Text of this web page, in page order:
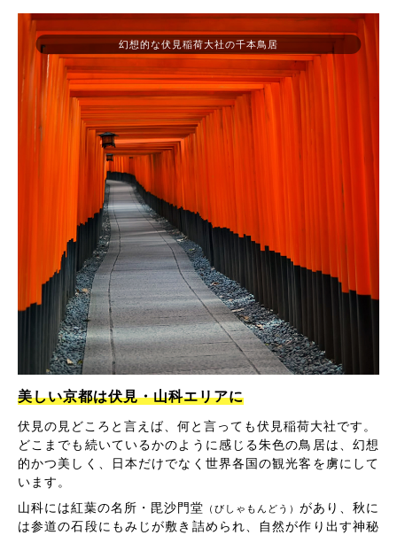
美しい京都は伏見・山科エリアに
伏見の見どころと言えば、何と言っても伏見稲荷大社です。
どこまでも続いているかのように感じる朱色の鳥居は、幻想
的かつ美しく、日本だけでなく世界各国の観光客を虜にして
います。
山科には紅葉の名所・毘沙門堂 （びしゃもんどう） があり、秋に
は参道の石段にもみじが敷き詰められ、自然が作り出す神秘
幻想的な伏見稲荷大社の千本鳥居